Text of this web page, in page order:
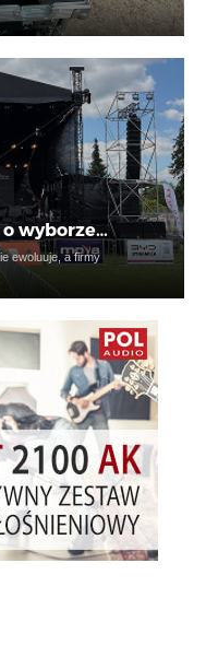
wyborze…
ewoluuje, a firmy